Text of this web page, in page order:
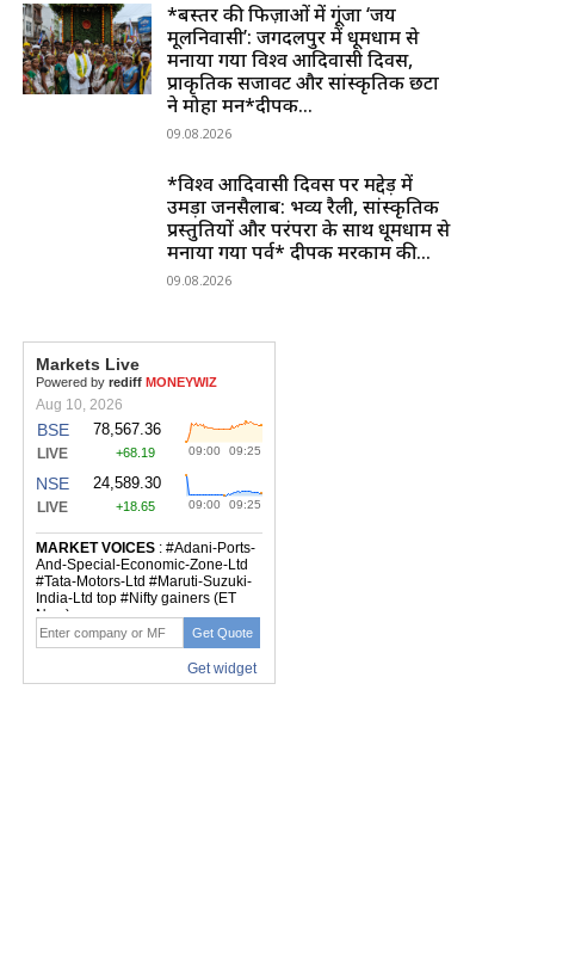
*बस्तर की फिज़ाओं में गूंजा ‘जय
मूलनिवासी’: जगदलपुर में धूमधाम से
मनाया गया विश्व आदिवासी दिवस,
प्राकृतिक सजावट और सांस्कृतिक छटा
ने मोहा मन*दीपक...
09.08.2026
*विश्व आदिवासी दिवस पर मद्देड़ में
उमड़ा जनसैलाब: भव्य रैली, सांस्कृतिक
प्रस्तुतियों और परंपरा के साथ धूमधाम से
मनाया गया पर्व* दीपक मरकाम की...
09.08.2026